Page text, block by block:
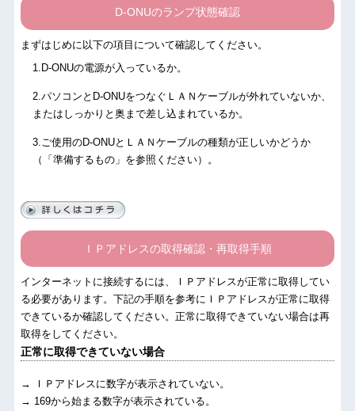
D-ONUのランプ状態確認
まずはじめに以下の項目について確認してください。
.D-ONUの電源が入っているか。
.パソコンとD-ONUをつなぐＬＡＮケーブルが外れていないか、
またはしっかりと奥まで差し込まれているか。
.ご使用のD-ONUとＬＡＮケーブルの種類が正しいかどうか
（「準備するもの」を参照ください）。
ＩＰアドレスの取得確認・再取得手順
インターネットに接続するには、ＩＰアドレスが正常に取得してい
る必要があります。下記の手順を参考にＩＰアドレスが正常に取得
できているか確認してください。正常に取得できていない場合は再
取得をしてください。
正常に取得できていない場合
→ ＩＰアドレスに数字が表示されていない。
→ 169から始まる数字が表示されている。